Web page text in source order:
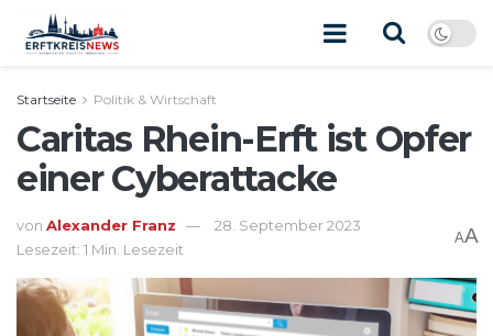
Startseite Politik & Wirtschaft
Caritas Rhein-Erft ist Opfer
einer Cyberattacke
von Alexander Franz
28. September 2023
Lesezeit: 1 Min. Lesezeit
AA